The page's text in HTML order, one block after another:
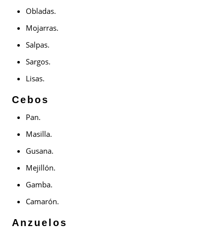
Obladas.
Mojarras.
Salpas.
Sargos.
Lisas.
Cebos
Pan.
Masilla.
Gusana.
Mejillón.
Gamba.
Camarón.
Anzuelos